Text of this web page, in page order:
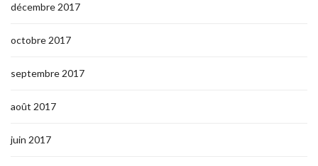
décembre 2017
octobre 2017
septembre 2017
août 2017
juin 2017